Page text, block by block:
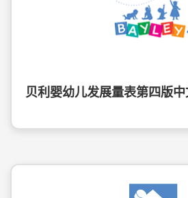
贝利婴幼儿发展量表第四版